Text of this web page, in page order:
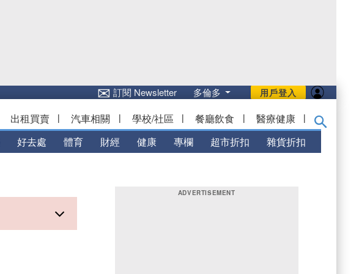
用戶登入
✉訂閱 Newsletter 多倫多
出租買賣 | 汽車相關 | 學校/社區 | 餐廳飲食 | 醫療健康 |
好去處 體育 財經 健康 專欄 超市折扣 雜貨折扣